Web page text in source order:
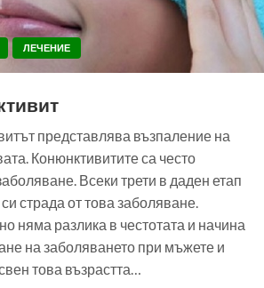
ЛЕЧЕНИЕ
представлява възпаление на
Конюнктивитите са често
Всеки трети в даден етап
страда от това заболяване.
няма разлика в честотата и начина
на заболяването при мъжете и
това възрастта…